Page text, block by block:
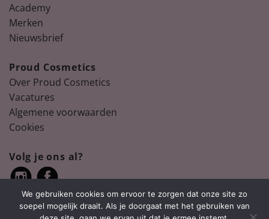
Academy
Merken
Nieuwsbrief
Proud Cosmetics
Over Proud Cosmetics
Vacatures
Algemene voorwaarden
Cookies
Volg je ons al?
We gebruiken cookies om ervoor te zorgen dat onze site zo
soepel mogelijk draait. Als je doorgaat met het gebruiken van